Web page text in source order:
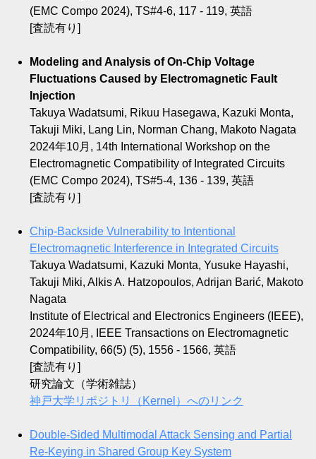
(EMC Compo 2024), TS#4-6, 117 - 119, 英語
[査読有り]
Modeling and Analysis of On-Chip Voltage
Fluctuations Caused by Electromagnetic Fault
Injection
Takuya Wadatsumi, Rikuu Hasegawa, Kazuki Monta,
Takuji Miki, Lang Lin, Norman Chang, Makoto Nagata
2024年10月, 14th International Workshop on the
Electromagnetic Compatibility of Integrated Circuits
(EMC Compo 2024), TS#5-4, 136 - 139, 英語
[査読有り]
Chip-Backside Vulnerability to Intentional
Electromagnetic Interference in Integrated Circuits
Takuya Wadatsumi, Kazuki Monta, Yusuke Hayashi,
Takuji Miki, Alkis A. Hatzopoulos, Adrijan Barić, Makoto
Nagata
Institute of Electrical and Electronics Engineers (IEEE),
2024年10月, IEEE Transactions on Electromagnetic
Compatibility, 66(5) (5), 1556 - 1566, 英語
[査読有り]
研究論文（学術雑誌）
神戸大学リポジトリ（Kernel）へのリンク
Double-Sided Multimodal Attack Sensing and Partial
Re-Keying in Shared Group Key System